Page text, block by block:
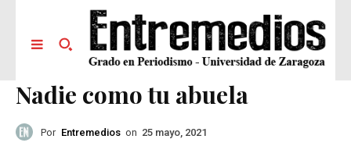
Nadie como tu abuela
Por Entremedios on 25 mayo, 2021